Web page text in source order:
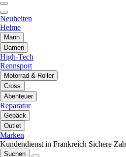
Neuheiten
Helme
Mann
Damen
High-Tech
Rennsport
Motorrad & Roller
Cross
Abenteuer
Reparatur
Gepäck
Outlet
Marken
Kundendienst in Frankreich Sichere
Suchen